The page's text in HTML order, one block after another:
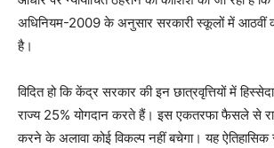
अधिनियम-2009 के अनुसार सरकारी स्कूलों में आठवीं
है।
विदित हो कि केंद्र सरकार की इन छात्रवृत्तियों में
राज्य 25% योगदान करते हैं। इस एकतरफा फैसले से
करने के अलावा कोई विकल्प नहीं बचेगा। यह